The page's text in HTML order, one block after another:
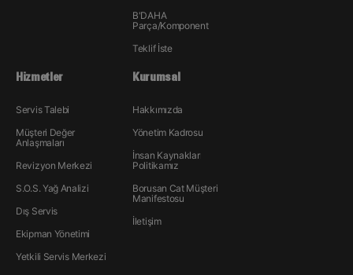
B'DAHA
Parça/Komponent
Teklif İste
Hizmetler
Servis Talebi
Müşteri Değer
Anlaşmaları
Revizyon Merkezi
S.O.S. Yağ Analizi
Dış Servis
Ekipman Yönetimi
Yetkili Servis Merkezi
Kurumsal
Hakkımızda
Yönetim Kadrosu
İnsan Kaynakları
Politikamız
Borusan Cat Müşteri
Manifestosu
İletişim